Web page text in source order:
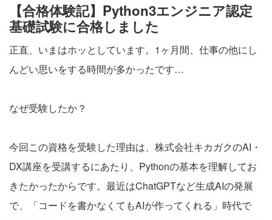
【合格体験記】Python3エンジニア認定
基礎試験に合格しました
正直、いまはホッとしています。1ヶ月間、仕事の他にし
んどい思いをする時間が多かったです…
なぜ受験したか？
今回この資格を受験した理由は、株式会社キカガクのAI・
DX講座を受講するにあたり、Pythonの基本を理解してお
きたかったからです。最近はChatGPTなど生成AIの発展
で、「コードを書かなくてもAIが作ってくれる」時代で